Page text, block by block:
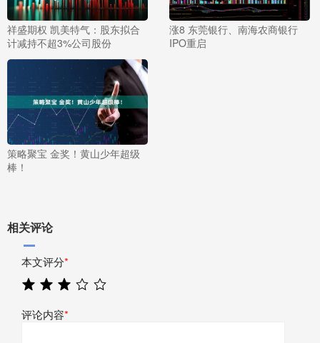
祥盛期权 凯美特气：股东拟合
计减持不超3%公司股份
涨8 东莞银行、南海农商银行
IPO重启
策略聚宝 金奖！黄山少年超级
棒！
相关评论
本文评分*
评论内容*